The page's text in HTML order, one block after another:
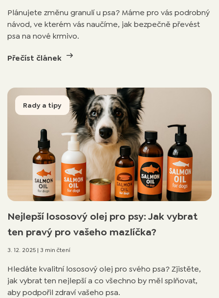
Plánujete změnu granulí u psa? Máme pro vás podrobný
návod, ve kterém vás naučíme, jak bezpečně převést
psa na nové krmivo.
Přečíst článek
Rady a tipy
Nejlepší lososový olej pro psy: Jak vybrat
ten pravý pro vašeho mazlíčka?
3. 12. 2025 | 3 min čtení
Hledáte kvalitní lososový olej pro svého psa? Zjistěte,
jak vybrat ten nejlepší a co všechno by měl splňovat,
aby podpořil zdraví vašeho psa.